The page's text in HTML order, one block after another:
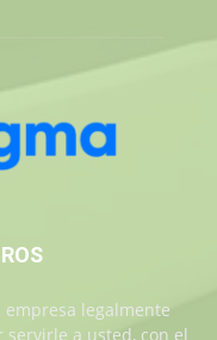
empresa legalmente
a usted, con el